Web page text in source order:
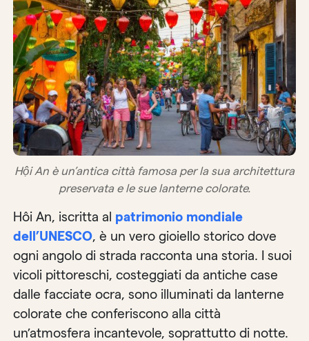
Hội An è un’antica città famosa per la sua architettura
preservata e le sue lanterne colorate.
Hôi An, iscritta al patrimonio mondiale
dell’UNESCO, è un vero gioiello storico dove
ogni angolo di strada racconta una storia. I suoi
vicoli pittoreschi, costeggiati da antiche case
dalle facciate ocra, sono illuminati da lanterne
colorate che conferiscono alla città
un’atmosfera incantevole, soprattutto di notte.